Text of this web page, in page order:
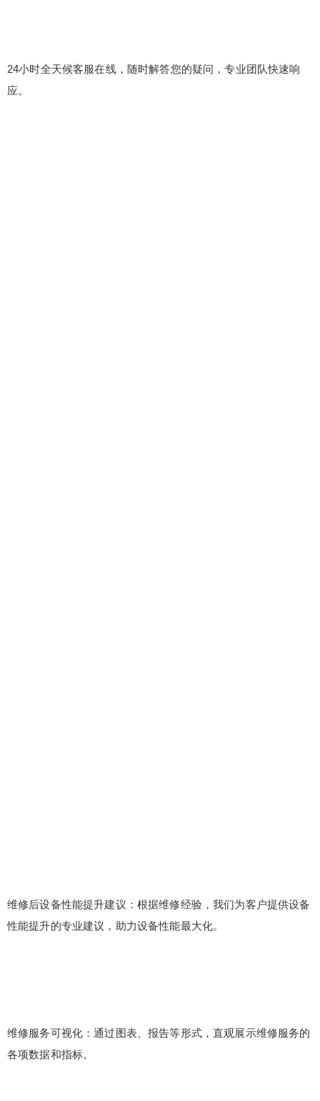
24小时全天候客服在线，随时解答您的疑问，专业团队快速响
应。
维修后设备性能提升建议：根据维修经验，我们为客户提供设备
性能提升的专业建议，助力设备性能最大化。
维修服务可视化：通过图表、报告等形式，直观展示维修服务的
各项数据和指标。